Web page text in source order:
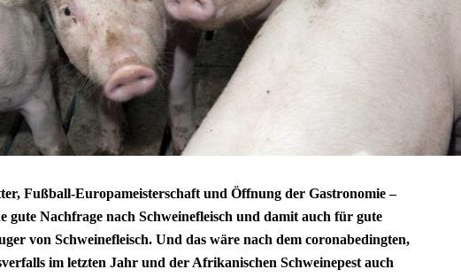
Fußball-Europameisterschaft und Öffnung der Gastronomie –
gute Nachfrage nach Schweinefleisch und damit auch für gute
von Schweinefleisch. Und das wäre nach dem coronabedingten,
im letzten Jahr und der Afrikanischen Schweinepest auch